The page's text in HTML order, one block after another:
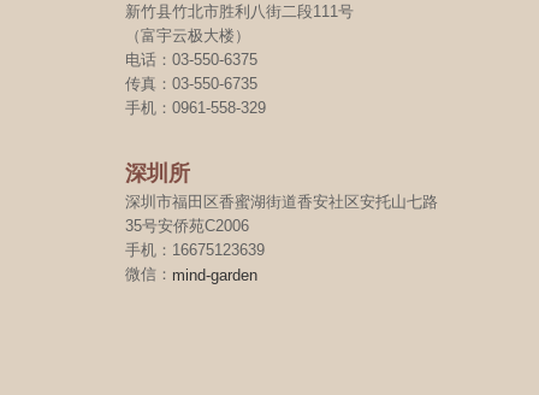
新竹县竹北市胜利八街二段111号
（富宇云极大楼）
电话：03-550-6375
传真：03-550-6735
手机：0961-558-329
深圳所
深圳市福田区香蜜湖街道香安社区安托山七路
35号安侨苑C2006
手机：16675123639
微信： mind-garden